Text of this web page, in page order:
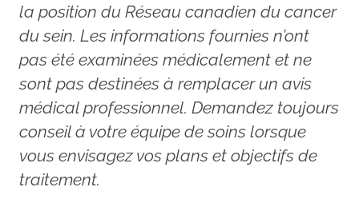
la position du Réseau canadien du cancer
du sein. Les informations fournies n’ont
pas été examinées médicalement et ne
sont pas destinées à remplacer un avis
médical professionnel. Demandez toujours
conseil à votre équipe de soins lorsque
vous envisagez vos plans et objectifs de
traitement.